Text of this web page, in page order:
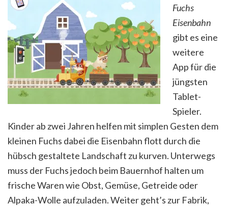
Fuchs
Eisenbahn
gibt es eine
weitere
App für die
jüngsten
Tablet-
Spieler.
Kinder ab zwei Jahren helfen mit simplen Gesten dem
kleinen Fuchs dabei die Eisenbahn flott durch die
hübsch gestaltete Landschaft zu kurven. Unterwegs
muss der Fuchs jedoch beim Bauernhof halten um
frische Waren wie Obst, Gemüse, Getreide oder
Alpaka-Wolle aufzuladen. Weiter geht’s zur Fabrik,